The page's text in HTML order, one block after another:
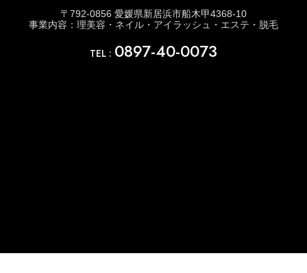
〒792-0856 愛媛県新居浜市船木甲4368-10
事業内容：理美容・ネイル・アイラッシュ・エステ・脱毛
TEL : 0897-40-0073